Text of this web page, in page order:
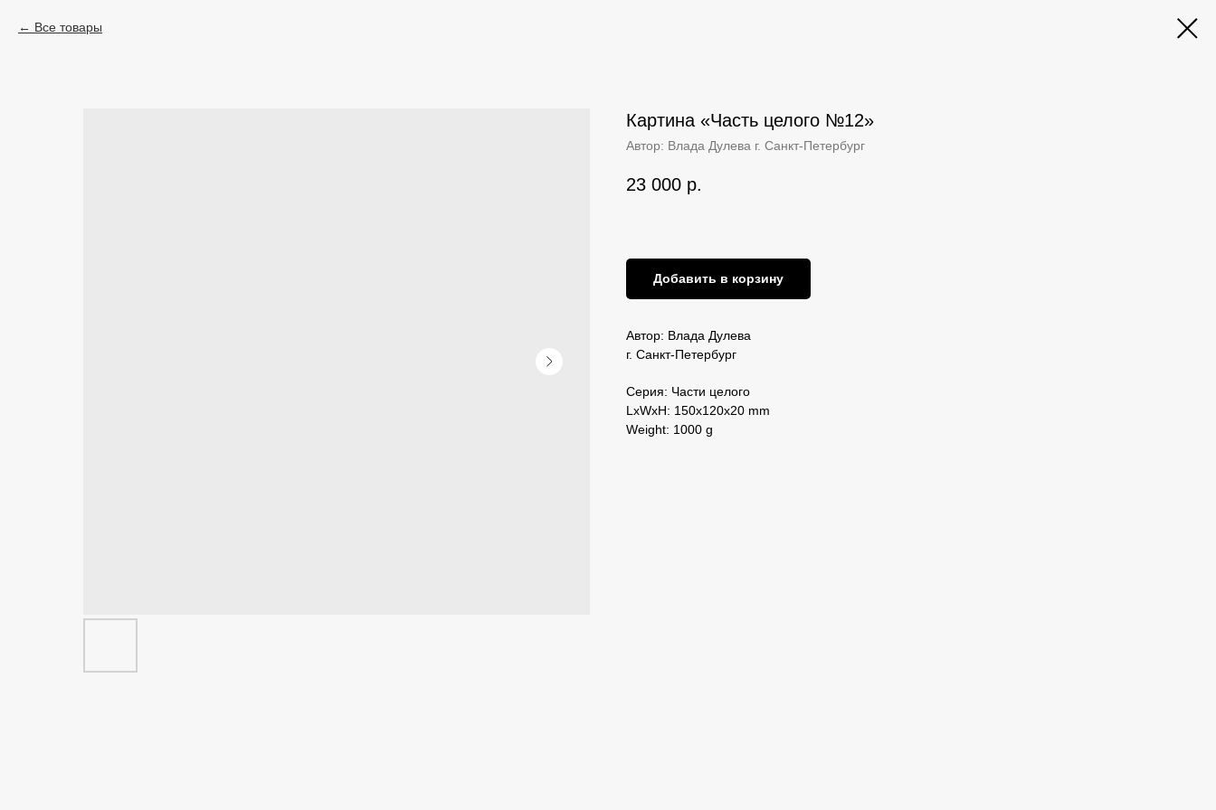
Все товары
Картина «‎Часть целого №12»‎
Автор: Влада Дулева г. Санкт-Петербург
23 000 р.
Добавить в корзину
Автор: Влада Дулева
г. Санкт-Петербург
Серия: Части целого
LxWxH: 150x120x20 mm
Weight: 1000 g